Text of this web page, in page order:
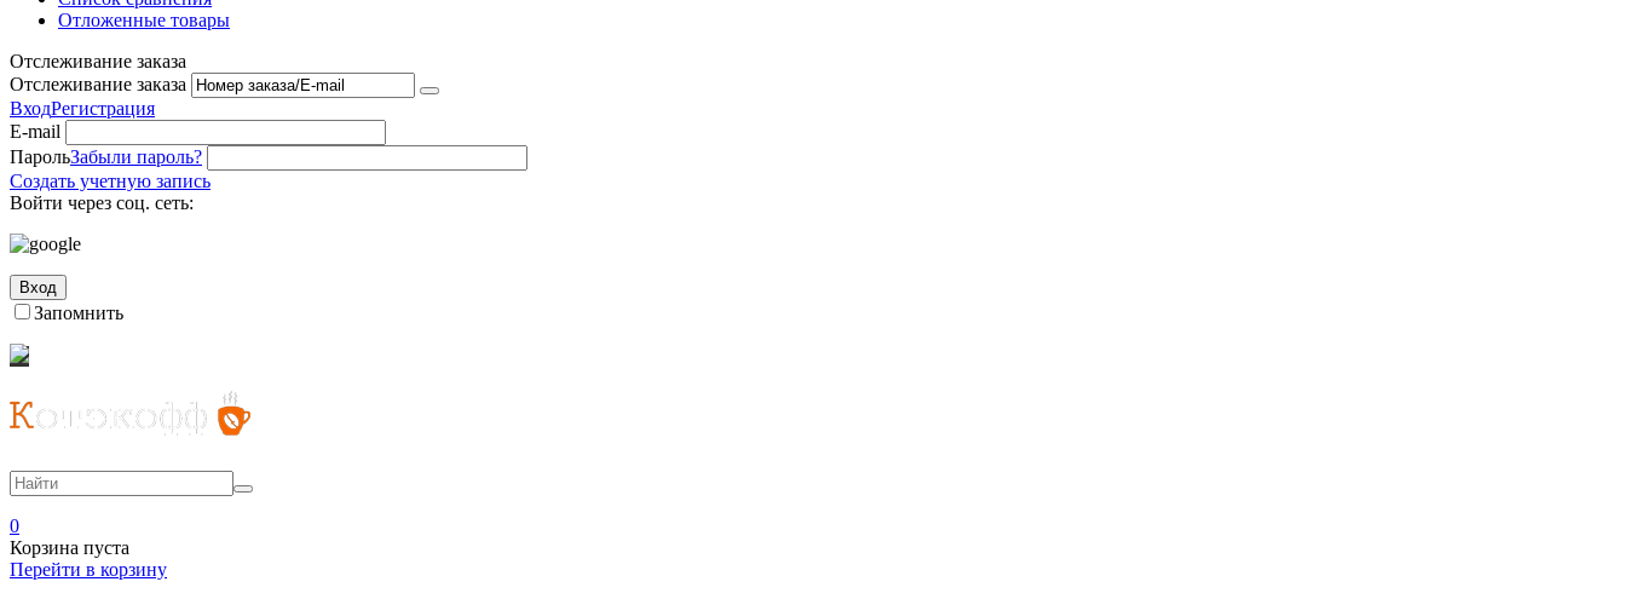
Отложенные товары
Отслеживание заказа
Отслеживание заказа
ВходРегистрация
E-mail
ПарольЗабыли пароль?
Создать учетную запись
Войти через соц. сеть:
Вход
Запомнить
0
Корзина пуста
Перейти в корзину